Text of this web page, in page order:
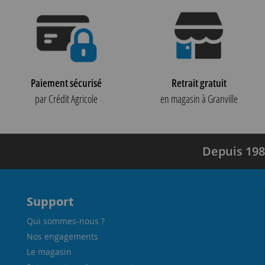
Paiement sécurisé
par Crédit Agricole
Retrait gratuit
en magasin à Granville
Depuis
Support
Qui sommes-nous ?
Nos engagements
Le magasin